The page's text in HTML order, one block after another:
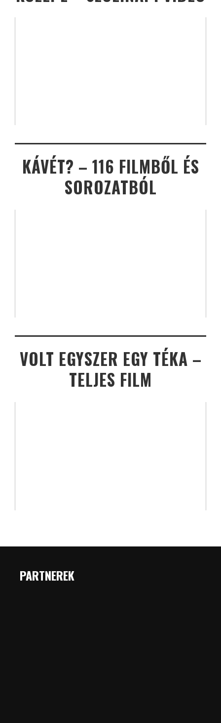
KÁVÉT? – 116 FILMBŐL ÉS
SOROZATBÓL
VOLT EGYSZER EGY TÉKA –
TELJES FILM
PARTNEREK